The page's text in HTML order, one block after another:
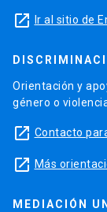
launch Ir al sitio de
Orientación y
género o
launch Contacto
launch Más
MEDIACIÓN